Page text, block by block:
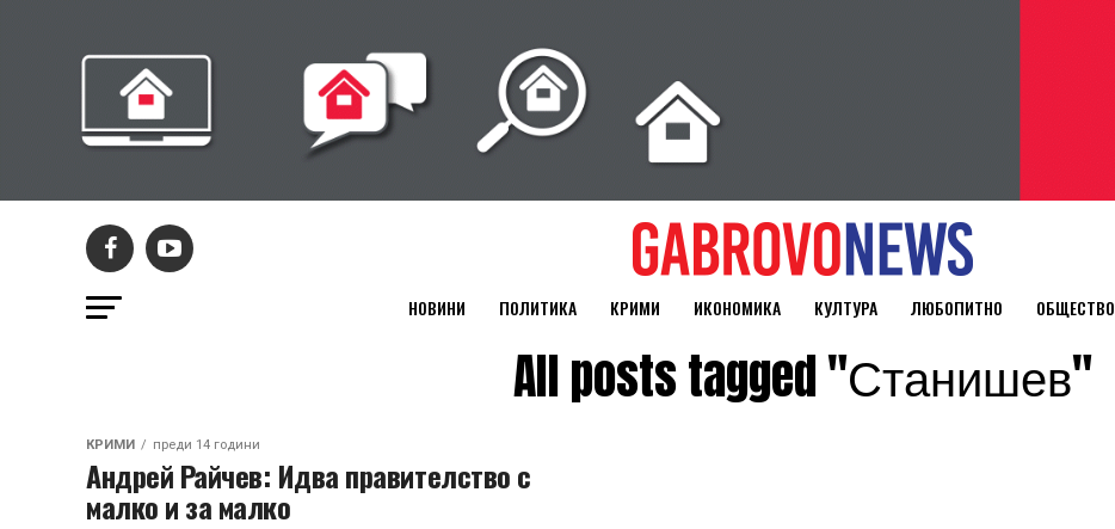
НОВИНИ ПОЛИТИКА КРИМИ ИКОНОМИКА КУЛТУРА ЛЮБОПИТНО ОБЩЕСТВО
All posts tagged "Станишев"
КРИМИ преди 14 години
Андрей Райчев: Идва правителство с
малко и за малко